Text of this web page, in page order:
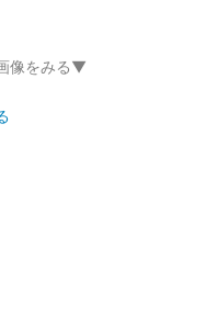
像をみる▼